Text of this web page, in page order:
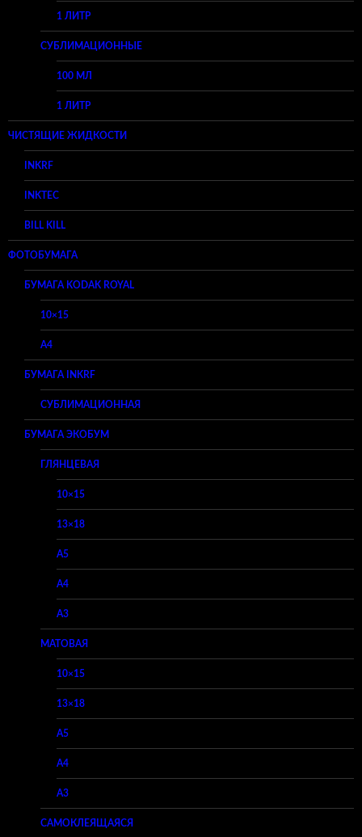
1 ЛИТР
СУБЛИМАЦИОННЫЕ
100 МЛ
1 ЛИТР
ЧИСТЯЩИЕ ЖИДКОСТИ
INKRF
INKTEC
BILL KILL
ФОТОБУМАГА
БУМАГА KODAK ROYAL
10×15
A4
БУМАГА INKRF
СУБЛИМАЦИОННАЯ
БУМАГА ЭКОБУМ
ГЛЯНЦЕВАЯ
10×15
13×18
A5
A4
A3
МАТОВАЯ
10×15
13×18
A5
A4
A3
САМОКЛЕЯЩАЯСЯ